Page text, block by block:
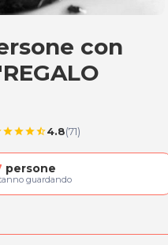
con
starstarstarstar_half4.8(71)
persone
guardando